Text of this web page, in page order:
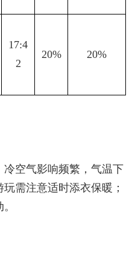
17:4
2
20% 20%
空气影响频繁，气温下
需注意适时添衣保暖；